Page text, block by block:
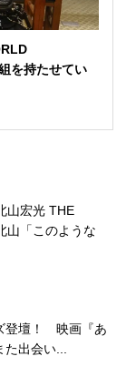
を持たせてい
山宏光 THE
「このような
登壇！ 映画『あ
出会い...